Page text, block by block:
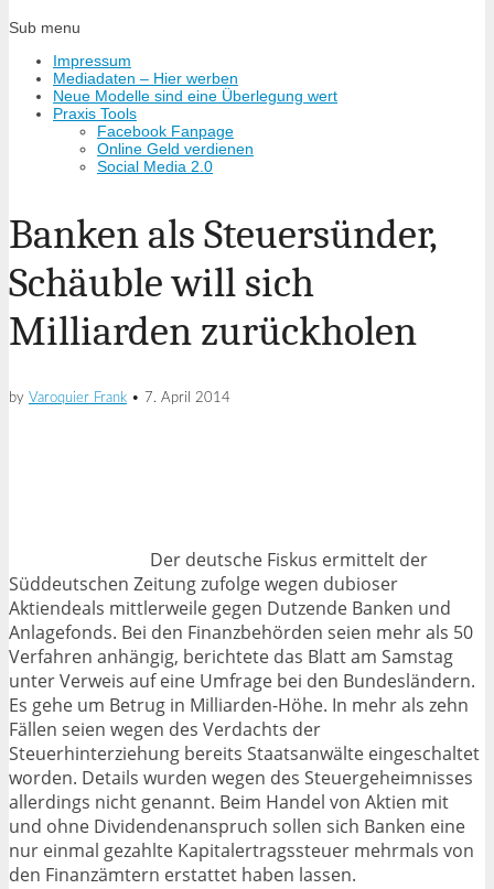
Sub menu
Impressum
Mediadaten – Hier werben
Neue Modelle sind eine Überlegung wert
Praxis Tools
Facebook Fanpage
Online Geld verdienen
Social Media 2.0
Banken als Steuersünder,
Schäuble will sich
Milliarden zurückholen
by Varoquier Frank • 7. April 2014
Der deutsche Fiskus ermittelt der
Süddeutschen Zeitung zufolge wegen dubioser
Aktiendeals mittlerweile gegen Dutzende Banken und
Anlagefonds. Bei den Finanzbehörden seien mehr als 50
Verfahren anhängig, berichtete das Blatt am Samstag
unter Verweis auf eine Umfrage bei den Bundesländern.
Es gehe um Betrug in Milliarden-Höhe. In mehr als zehn
Fällen seien wegen des Verdachts der
Steuerhinterziehung bereits Staatsanwälte eingeschaltet
worden. Details wurden wegen des Steuergeheimnisses
allerdings nicht genannt. Beim Handel von Aktien mit
und ohne Dividendenanspruch sollen sich Banken eine
nur einmal gezahlte Kapitalertragssteuer mehrmals von
den Finanzämtern erstattet haben lassen.